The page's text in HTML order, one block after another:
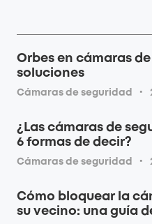
Orbes en cámaras
soluciones
Cámaras de seguridad ·
¿Las cámaras de
6 formas de decir?
Cámaras de seguridad ·
Cómo bloquear la
su vecino: una guía